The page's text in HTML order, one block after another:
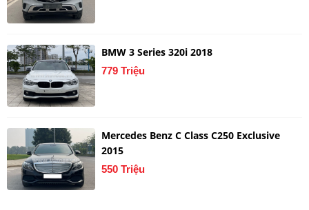
BMW 3 Series 320i 2018
779 Triệu
Mercedes Benz C Class C250 Exclusive
2015
550 Triệu